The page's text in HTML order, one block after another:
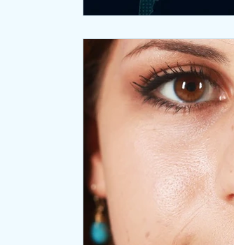
【IELTS - Speaking-B】 【
【Aviation English】航空英語
【Sport English】體育英語
【Seasonal Greeting】節慶英語